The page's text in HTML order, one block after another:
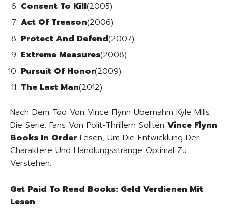
Consent To Kill(2005)
Act Of Treason(2006)
Protect And Defend(2007)
Extreme Measures(2008)
Pursuit Of Honor(2009)
The Last Man(2012)
Nach Dem Tod Von Vince Flynn Übernahm Kyle Mills
Die Serie. Fans Von Polit-Thrillern Sollten Vince Flynn
Books In Order Lesen, Um Die Entwicklung Der
Charaktere Und Handlungsstränge Optimal Zu
Verstehen.
Get Paid To Read Books: Geld Verdienen Mit
Lesen